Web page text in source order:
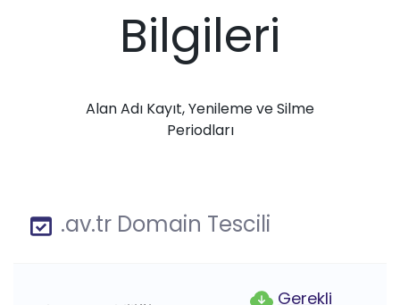
Bilgileri
Alan Adı Kayıt, Yenileme ve Silme
Periodları
.av.tr Domain Tescili
Gerekli